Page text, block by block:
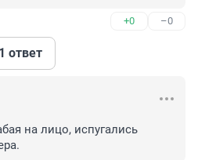
+0 –0
ответ
на лицо, испугались